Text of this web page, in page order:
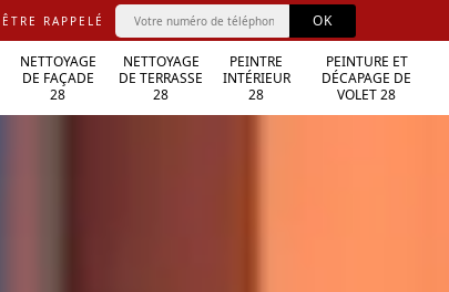
ÊTRE RAPPELÉ
NETTOYAGE
DE FAÇADE
28
NETTOYAGE
DE TERRASSE
28
PEINTRE
INTÉRIEUR
28
PEINTURE ET
DÉCAPAGE DE
VOLET 28